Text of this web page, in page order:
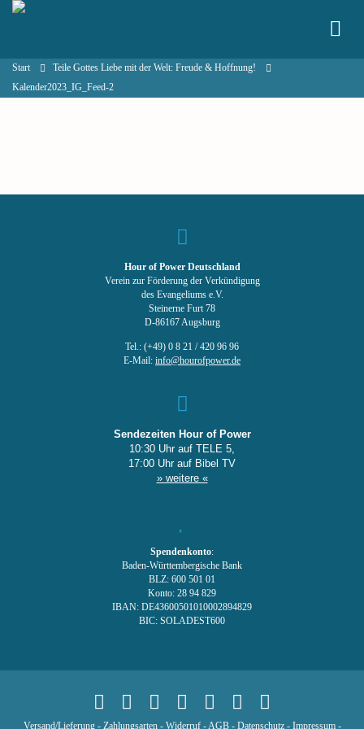
Start
Teile Gottes Liebe mit der Welt: Freude & Hoffnung!
Kalender2023_IG_Feed-2
Hour of Power Deutschland
Verein zur Förderung der Verkündigung
des Evangeliums e.V.
Steinerne Furt 78
D-86167 Augsburg
Tel.: (+49) 0 8 21 / 420 96 96
E-Mail: info@hourofpower.de
Sendezeiten Hour of Power
10:30 Uhr auf TELE 5,
17:00 Uhr auf Bibel TV
» weitere «
Spendenkonto:
Baden-Württembergische Bank
BLZ: 600 501 01
Konto: 28 94 829
IBAN: DE43600501010002894829
BIC: SOLADEST600
Versand/Lieferung- Zahlungsarten- Widerruf-AGB- Datenschutz- Impressum-